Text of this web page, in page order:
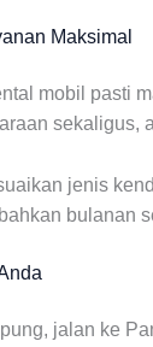
Maksimal
mobil pasti
sekaligus,
jenis
bulanan
jalan ke